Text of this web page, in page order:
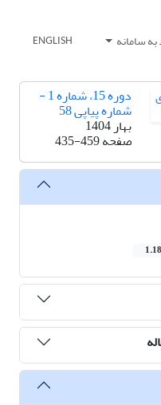
سامانه ENGLISH
دوره 15، شماره 1 -
شماره پیاپی 58
بهار 1404
صفحه435-459